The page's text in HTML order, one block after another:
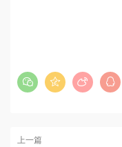
上一篇